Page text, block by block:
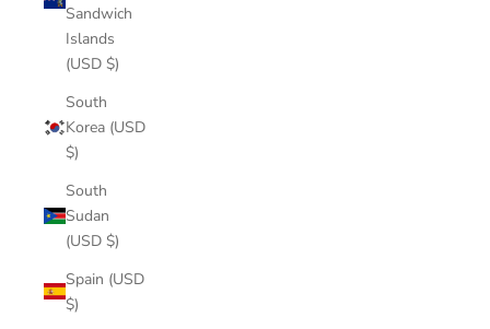
Sandwich
Islands
(USD $)
South
Korea (USD
$)
South
Sudan
(USD $)
Spain (USD
$)